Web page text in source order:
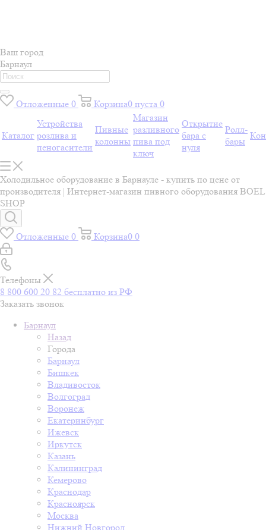
Ваш город
Барнаул
Отложенные 0 Корзина0 пуста 0
Каталог
Устройства
розлива и
пеногасители
Пивные
колонны
Магазин
разливного
пива под
ключ
Открытие
бара с
нуля
Ролл-
бары
Холодильное оборудование в Барнауле - купить по цене от
производителя | Интернет-магазин пивного оборудования BOEL
SHOP
Отложенные 0 Корзина0 0
Телефоны
8 800 600 20 82 бесплатно из РФ
Заказать звонок
Барнаул
Назад
Города
Барнаул
Бишкек
Владивосток
Волгоград
Воронеж
Екатеринбург
Ижевск
Иркутск
Казань
Калининград
Кемерово
Краснодар
Красноярск
Москва
Нижний Новгород